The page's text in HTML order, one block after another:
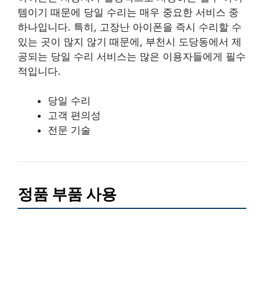
템이기 때문에 당일 수리는 매우 중요한 서비스 중
하나입니다. 특히, 고장난 아이폰을 즉시 수리할 수
있는 곳이 많지 않기 때문에, 부천시 도당동에서 제
공되는 당일 수리 서비스는 많은 이용자들에게 필수
적입니다.
당일 수리
고객 편의성
전문 기술
정품 부품 사용